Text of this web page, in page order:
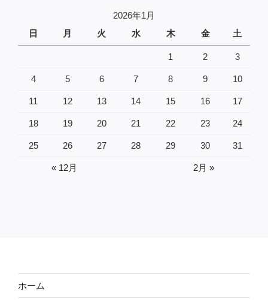
2026年1月
日
月 火 水 木 金 土
1 2 3
4 5 6 7 8 9 10
11 12 13 14 15 16 17
18 19 20 21 22 23 24
25 26 27 28 29 30 31
« 12月 2月 »
ホーム